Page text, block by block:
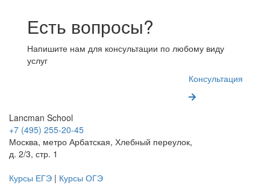
Есть вопросы?
Напишите нам для консультации по любому виду
услуг
Консультация
Lancman School
+7 (495) 255-20-45
Москва, метро Арбатская, Хлебный переулок,
д. 2/3, стр. 1
Курсы ЕГЭ | Курсы ОГЭ